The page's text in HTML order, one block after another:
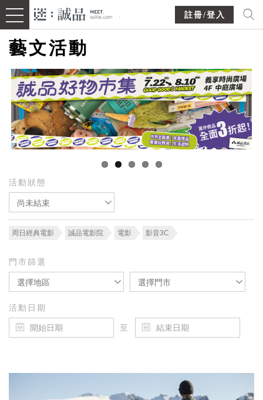
註冊/登入
藝文活動
活動狀態
尚未結束
周日經典電影 誠品電影院 電影 影音3C
門市篩選
選擇地區 選擇門市
活動日期
至